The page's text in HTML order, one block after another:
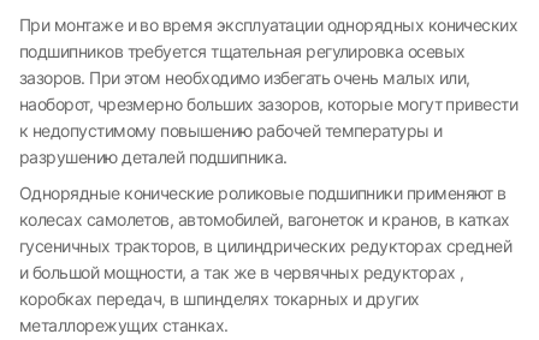
При монтаже и во время эксплуатации однорядных конических
подшипников требуется тщательная регулировка осевых
зазоров. При этом необходимо избегать очень малых или,
наоборот, чрезмерно больших зазоров, которые могут привести
к недопустимому повышению рабочей температуры и
разрушению деталей подшипника.
Однорядные конические роликовые подшипники применяют в
колесах самолетов, автомобилей, вагонеток и кранов, в катках
гусеничных тракторов, в цилиндрических редукторах средней
и большой мощности, а так же в червячных редукторах ,
коробках передач, в шпинделях токарных и других
металлорежущих станках.